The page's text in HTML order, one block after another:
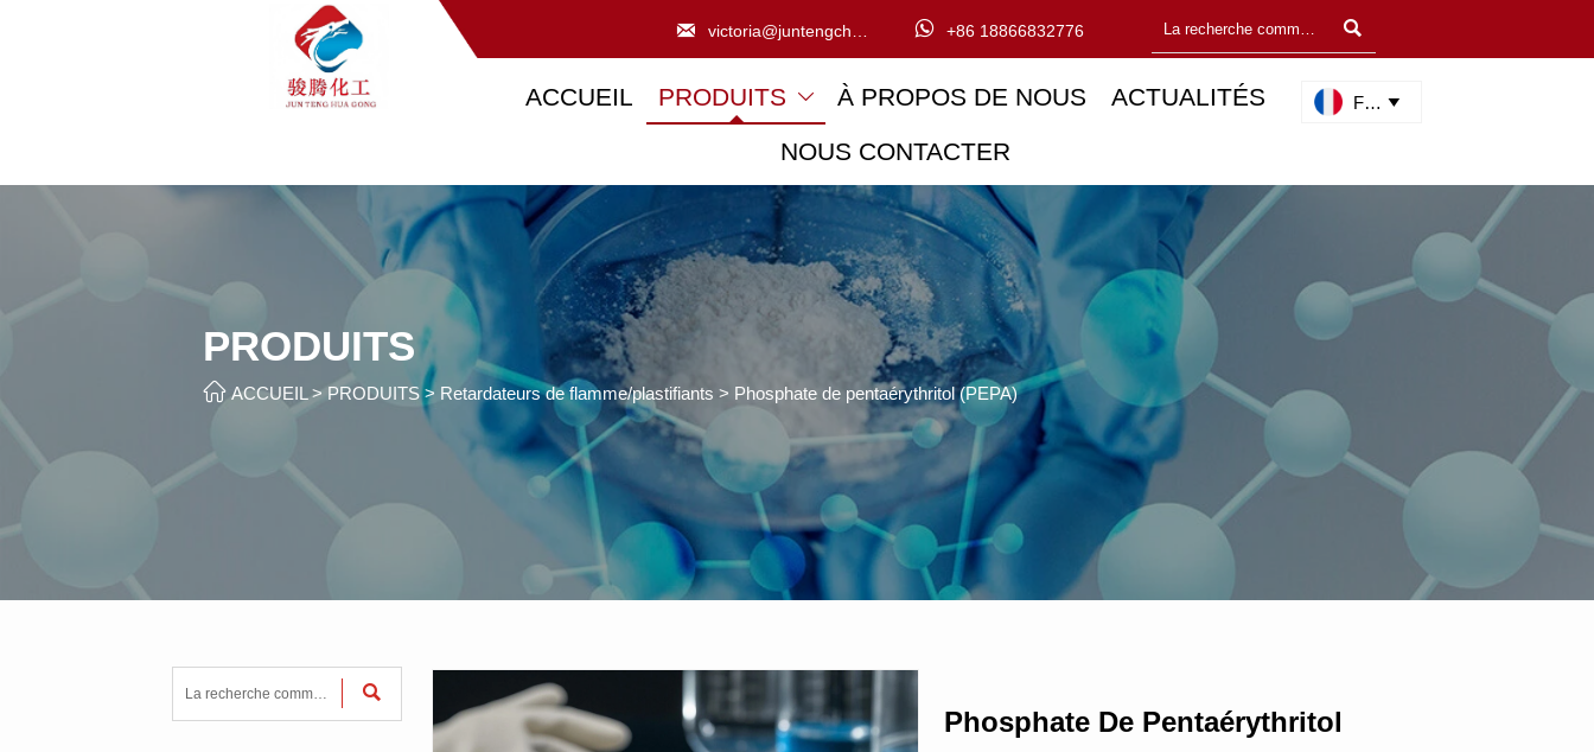
  +86 18866832776 
ACCUEIL PRODUITS  À PROPOS DE NOUS ACTUALITÉS
NOUS CONTACTER
Français 
PRODUITS
 ACCUEIL> PRODUITS> Retardateurs de flamme/plastifiants > Phosphate de pentaérythritol (PEPA)

Phosphate De Pentaérythritol